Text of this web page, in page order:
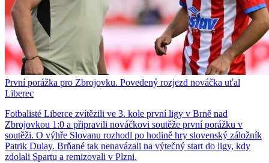
První porážka pro Zbrojovku. Povedený rozjezd nováčka uťal
Liberec
Fotbalisté Liberce zvítězili ve 3. kole první ligy v Brně nad
Zbrojovkou 1:0 a připravili nováčkovi soutěže první porážku v
soutěži. O výhře Slovanu rozhodl po hodině hry slovenský záložník
Patrik Dulay. Brňané tak nenavázali na výtečný start do ligy, kdy
zdolali Spartu a remizovali v Plzni.